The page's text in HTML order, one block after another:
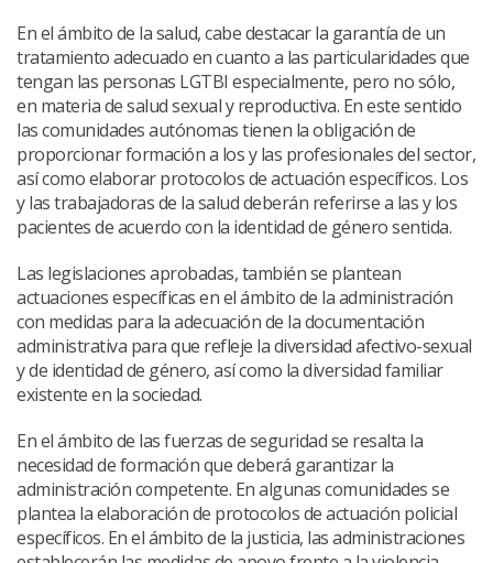
En el ámbito de la salud, cabe destacar la garantía de un
tratamiento adecuado en cuanto a las particularidades que
tengan las personas LGTBI especialmente, pero no sólo,
en materia de salud sexual y reproductiva. En este sentido
las comunidades autónomas tienen la obligación de
proporcionar formación a los y las profesionales del sector,
así como elaborar protocolos de actuación específicos. Los
y las trabajadoras de la salud deberán referirse a las y los
pacientes de acuerdo con la identidad de género sentida.
Las legislaciones aprobadas, también se plantean
actuaciones específicas en el ámbito de la administración
con medidas para la adecuación de la documentación
administrativa para que refleje la diversidad afectivo-sexual
y de identidad de género, así como la diversidad familiar
existente en la sociedad.
En el ámbito de las fuerzas de seguridad se resalta la
necesidad de formación que deberá garantizar la
administración competente. En algunas comunidades se
plantea la elaboración de protocolos de actuación policial
específicos. En el ámbito de la justicia, las administraciones